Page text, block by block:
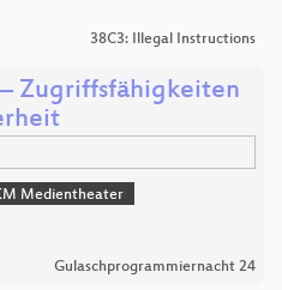
38C3: Illegal Instructions
Zugriffsfähigkeiten
Medientheater
Gulaschprogrammiernacht 24